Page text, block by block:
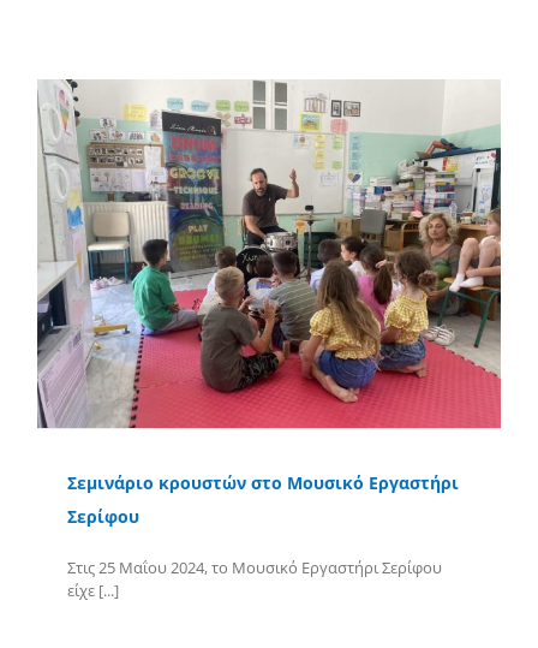
Σεμινάριο κρουστών στο Μουσικό Εργαστήρι
Σερίφου
Στις 25 Μαΐου 2024, το Μουσικό Εργαστήρι Σερίφου
είχε [...]